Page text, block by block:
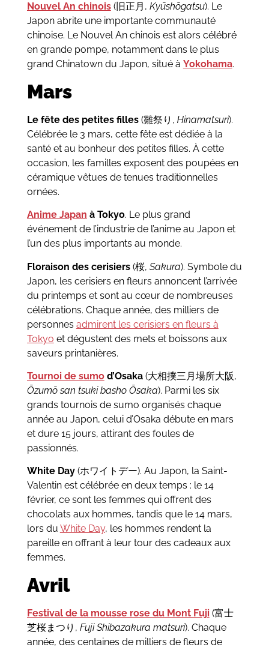
Nouvel An chinois (旧正月, Kyūshōgatsu). Le
Japon abrite une importante communauté
chinoise. Le Nouvel An chinois est alors célébré
en grande pompe, notamment dans le plus
grand Chinatown du Japon, situé à Yokohama.
Mars
Le fête des petites filles (雛祭り, Hinamatsuri).
Célébrée le 3 mars, cette fête est dédiée à la
santé et au bonheur des petites filles. À cette
occasion, les familles exposent des poupées en
céramique vêtues de tenues traditionnelles
ornées.
Anime Japan à Tokyo. Le plus grand
événement de l’industrie de l’anime au Japon et
l’un des plus importants au monde.
Floraison des cerisiers (桜, Sakura). Symbole du
Japon, les cerisiers en fleurs annoncent l’arrivée
du printemps et sont au cœur de nombreuses
célébrations. Chaque année, des milliers de
personnes admirent les cerisiers en fleurs à
Tokyo et dégustent des mets et boissons aux
saveurs printanières.
Tournoi de sumod’Osaka (大相撲三月場所大阪,
Ōzumō san tsuki basho Ōsaka). Parmi les six
grands tournois de sumo organisés chaque
année au Japon, celui d’Osaka débute en mars
et dure 15 jours, attirant des foules de
passionnés.
White Day (ホワイトデー). Au Japon, la Saint-
Valentin est célébrée en deux temps : le 14
février, ce sont les femmes qui offrent des
chocolats aux hommes, tandis que le 14 mars,
lors du White Day, les hommes rendent la
pareille en offrant à leur tour des cadeaux aux
femmes.
Avril
Festival de la mousse rose du Mont Fuji (富士
芝桜まつり, Fuji Shibazakura matsuri). Chaque
année, des centaines de milliers de fleurs de